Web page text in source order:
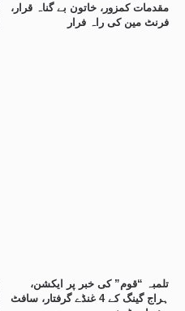
مقدمات کمزور، خاتون بے گناہ قرار،
فرنٹ مین کی راہ فرار
تلمبہ “قوم” کی خبر پر ایکشن،
ہراج گینگ کے 4 غنڈے گرفتار، سافٹ